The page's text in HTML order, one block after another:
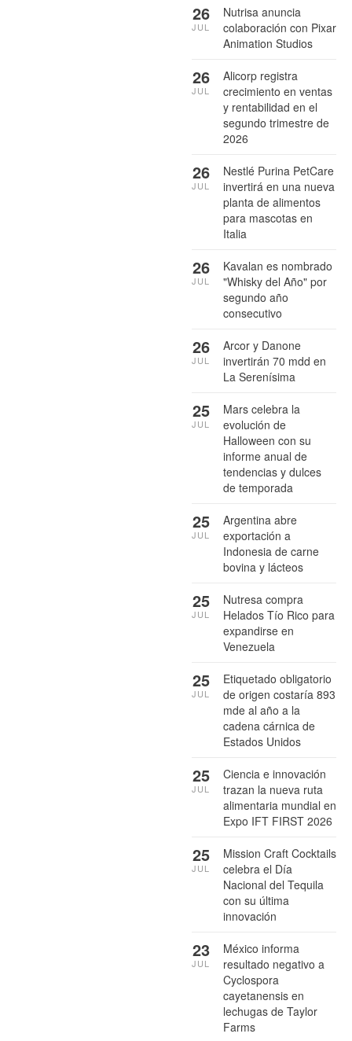
Nutrisa anuncia
colaboración con Pixar
Animation Studios
26
JUL
Alicorp registra
crecimiento en ventas
y rentabilidad en el
segundo trimestre de
2026
26
JUL
Nestlé Purina PetCare
invertirá en una nueva
planta de alimentos
para mascotas en
Italia
26
JUL
Kavalan es nombrado
"Whisky del Año" por
segundo año
consecutivo
26
JUL
Arcor y Danone
invertirán 70 mdd en
La Serenísima
26
JUL
Mars celebra la
evolución de
Halloween con su
informe anual de
tendencias y dulces
de temporada
25
JUL
Argentina abre
exportación a
Indonesia de carne
bovina y lácteos
25
JUL
Nutresa compra
Helados Tío Rico para
expandirse en
Venezuela
25
JUL
Etiquetado obligatorio
de origen costaría 893
mde al año a la
cadena cárnica de
Estados Unidos
25
JUL
Ciencia e innovación
trazan la nueva ruta
alimentaria mundial en
Expo IFT FIRST 2026
25
JUL
Mission Craft Cocktails
celebra el Día
Nacional del Tequila
con su última
innovación
25
JUL
México informa
resultado negativo a
Cyclospora
cayetanensis en
lechugas de Taylor
Farms
23
JUL